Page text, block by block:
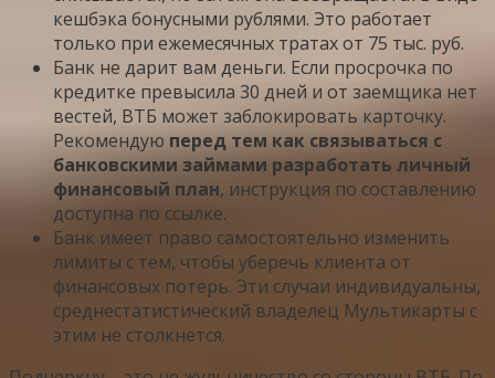
кешбэка бонусными рублями. Это работает
только при ежемесячных тратах от 75 тыс. руб.
Банк не дарит вам деньги. Если просрочка по
кредитке превысила 30 дней и от заемщика нет
вестей, ВТБ может заблокировать карточку.
Рекомендую перед тем как связываться с
банковскими займами разработать личный
финансовый план, инструкция по составлению
доступна по ссылке.
Банк имеет право самостоятельно изменить
лимиты с тем, чтобы уберечь клиента от
финансовых потерь. Эти случаи индивидуальны,
среднестатистический владелец Мультикарты с
этим не столкнется.